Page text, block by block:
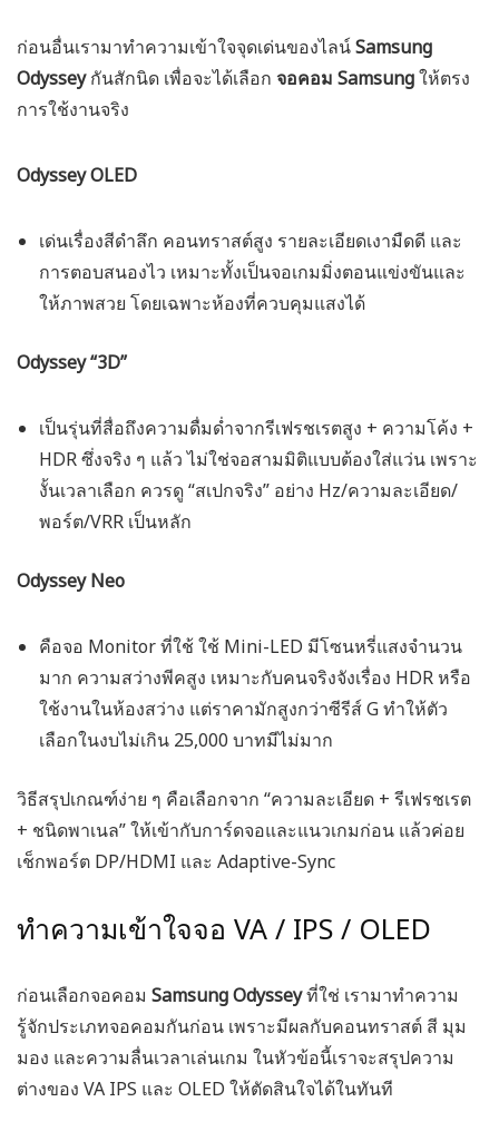
ก่อนอื่นเรามาทำความเข้าใจจุดเด่นของไลน์Samsung
Odysseyกันสักนิด เพื่อจะได้เลือก จอคอม Samsungให้ตรง
การใช้งานจริง
Odyssey OLED
เด่นเรื่องสีดำลึก คอนทราสต์สูง รายละเอียดเงามืดดี และ
การตอบสนองไว เหมาะทั้งเป็นจอเกมมิ่งตอนแข่งขันและ
ให้ภาพสวย โดยเฉพาะห้องที่ควบคุมแสงได้
Odyssey “3D”
เป็นรุ่นที่สื่อถึงความดื่มด่ำจากรีเฟรชเรตสูง + ความโค้ง +
HDR ซึ่งจริง ๆ แล้ว ไม่ใช่จอสามมิติแบบต้องใส่แว่น เพราะ
งั้นเวลาเลือก ควรดู “สเปกจริง” อย่าง Hz/ความละเอียด/
พอร์ต/VRR เป็นหลัก
Odyssey Neo
คือจอ Monitor ที่ใช้ ใช้ Mini-LED มีโซนหรี่แสงจำนวน
มาก ความสว่างพีคสูง เหมาะกับคนจริงจังเรื่อง HDR หรือ
ใช้งานในห้องสว่าง แต่ราคามักสูงกว่าซีรีส์ G ทำให้ตัว
เลือกในงบไม่เกิน 25,000 บาทมีไม่มาก
วิธีสรุปเกณฑ์ง่าย ๆ คือเลือกจาก “ความละเอียด + รีเฟรชเรต
+ ชนิดพาเนล” ให้เข้ากับการ์ดจอและแนวเกมก่อน แล้วค่อย
เช็กพอร์ต DP/HDMI และ Adaptive-Sync
ทำความเข้าใจจอ VA / IPS / OLED
ก่อนเลือกจอคอม Samsung Odysseyที่ใช่ เรามาทำความ
รู้จักประเภทจอคอมกันก่อน เพราะมีผลกับคอนทราสต์ สี มุม
มอง และความลื่นเวลาเล่นเกม ในหัวข้อนี้เราจะสรุปความ
ต่างของ VA IPS และ OLED ให้ตัดสินใจได้ในทันที